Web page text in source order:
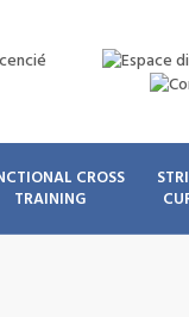
CROSS
TRAINING